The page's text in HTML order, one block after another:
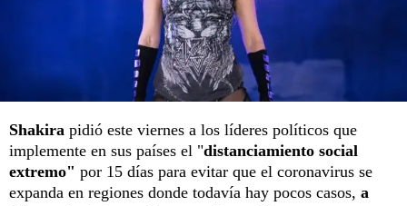
Shakira pidió este viernes a los líderes políticos que
implemente en sus países el "distanciamiento social
extremo" por 15 días para evitar que el coronavirus se
expanda en regiones donde todavía hay pocos casos, a